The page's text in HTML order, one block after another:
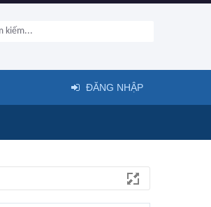
ĐĂNG NHẬP